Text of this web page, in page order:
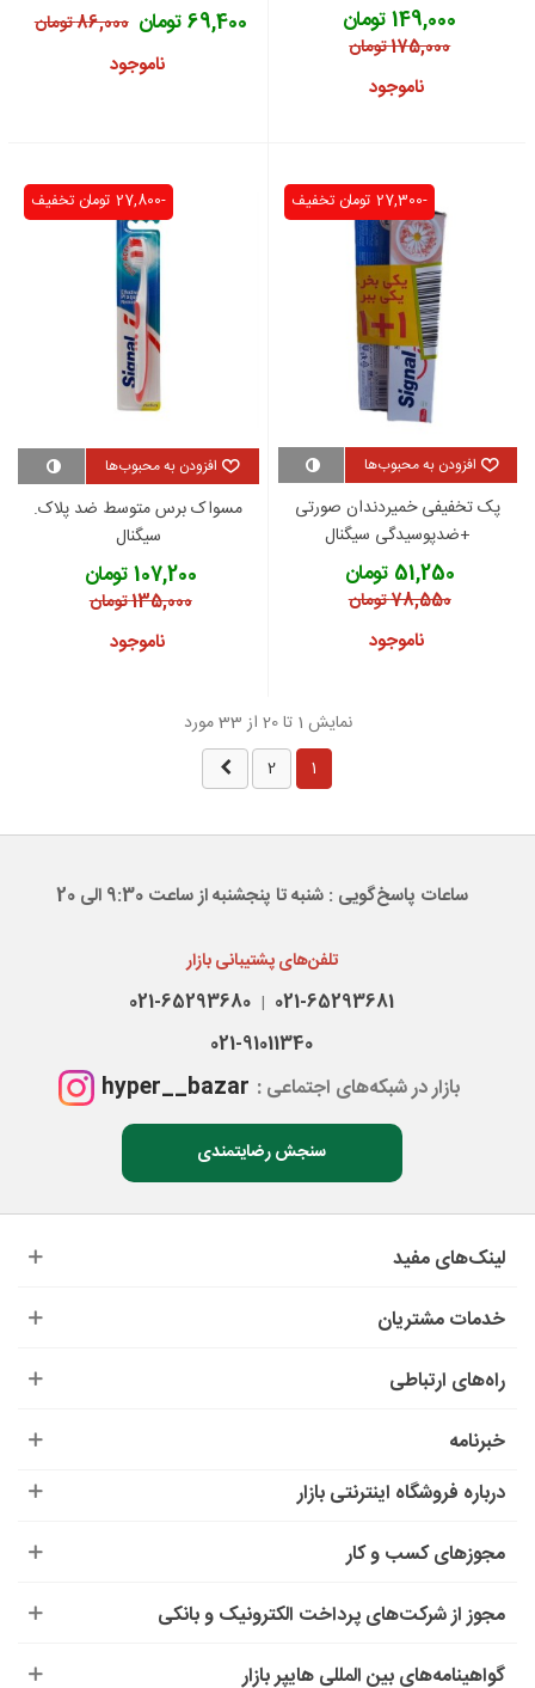
149,000 تومان
175,000 تومان
ناموجود
69,400 تومان 86,000 تومان
ناموجود
تخفیف -27,300 تومان
افزودن به محبوب‌ها
پک تخفیفی خمیردندان صورتی
+ضدپوسیدگی سیگنال
51,250 تومان
78,550 تومان
ناموجود
تخفیف -27,800 تومان
افزودن به محبوب‌ها
مسواک برس متوسط ضد پلاک.
سیگنال
107,200 تومان
135,000 تومان
ناموجود
نمایش 1 تا 20 از 33 مورد
1
2
ساعات پاسخ‌گویی : شنبه تا پنجشنبه از ساعت 9:30 الی 20
تلفن‌های پشتیبانی بازار
021-65293681
|
021-65293680
021-91011340
بازار در شبکه‌های اجتماعی : hyper__bazar
سنجش رضایتمندی
لینک‌های مفید
خدمات مشتریان
راه‌های ارتباطی
خبرنامه
درباره‌ فروشگاه اینترنتی بازار
مجوزهای کسب و کار
مجوز از شرکت‌های پرداخت الکترونیک و بانکی
گواهینامه‌های بین المللی هایپر بازار